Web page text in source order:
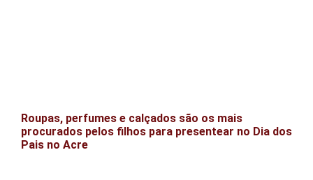
Roupas, perfumes e calçados são os mais
procurados pelos filhos para presentear no Dia dos
Pais no Acre